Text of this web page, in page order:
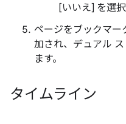
[いいえ] を選択
ページをブックマー
加され、デュアル
ます。
タイムライン